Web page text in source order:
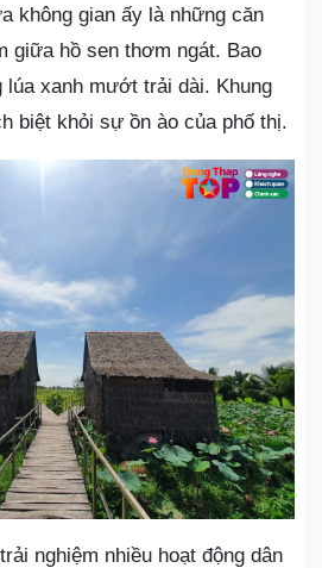
không gian ấy là những căn
giữa hồ sen thơm ngát. Bao
lúa xanh mướt trải dài. Khung
biệt khỏi sự ồn ào của phố thị.
nghiệm nhiều hoạt động dân